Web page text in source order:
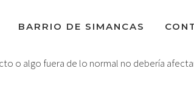
BARRIO DE SIMANCAS
o algo fuera de lo normal no debería